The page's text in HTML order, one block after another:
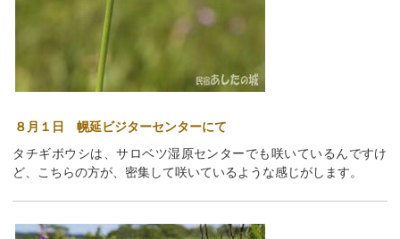
８月１日 幌延ビジターセンターにて
タチギボウシは、サロベツ湿原センターでも咲いているんですけ
ど、こちらの方が、密集して咲いているような感じがします。